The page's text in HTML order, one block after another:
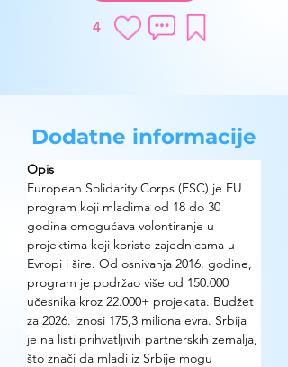
4
Dodatne informacije
Opis
European Solidarity Corps (ESC) je EU
program koji mladima od 18 do 30
godina omogućava volontiranje u
projektima koji koriste zajednicama u
Evropi i šire. Od osnivanja 2016. godine,
program je podržao više od 150.000
učesnika kroz 22.000+ projekata. Budžet
za 2026. iznosi 175,3 miliona evra. Srbija
je na listi prihvatljivih partnerskih zemalja,
što znači da mladi iz Srbije mogu